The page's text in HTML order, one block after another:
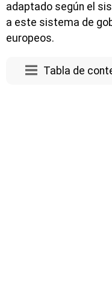
adaptado según el
a este sistema de
europeos.
Tabla de